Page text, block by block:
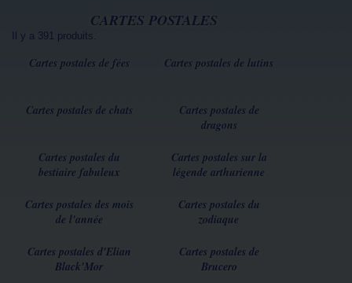
CARTES POSTALES
Il y a 391 produits.
Cartes postales de fées Cartes postales de lutins
Cartes postales de chats
Cartes postales de
dragons
Cartes postales du
bestiaire fabuleux
Cartes postales sur la
légende arthurienne
Cartes postales des mois
de l'année
Cartes postales du
zodiaque
Cartes postales d'Elian
Black'Mor
Cartes postales de
Brucero